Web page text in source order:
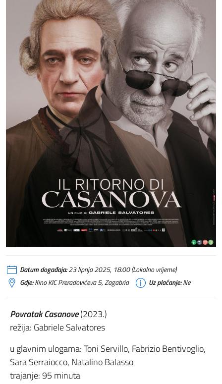
Datum događaja:23 lipnja 2025, 18:00 (Lokalno vrijeme)
Gdje:Kino KIC Preradovićeva 5, Zagabria Uz plaćanje:Ne
Povratak Casanove(2023.)
režija: Gabriele Salvatores
u glavnim ulogama: Toni Servillo, Fabrizio Bentivoglio,
Sara Serraiocco, Natalino Balasso
trajanje: 95 minuta